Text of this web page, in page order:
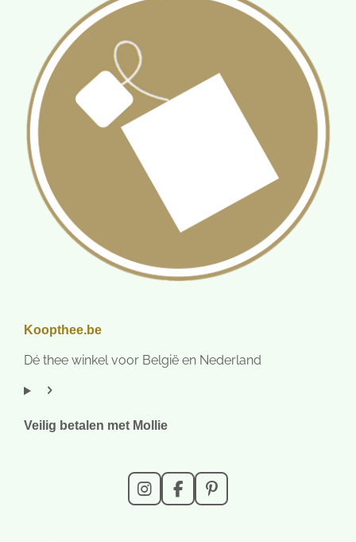
Koopthee.be
Dé thee winkel voor België en Nederland
Veilig betalen met Mollie
I
n
F
a
P
i